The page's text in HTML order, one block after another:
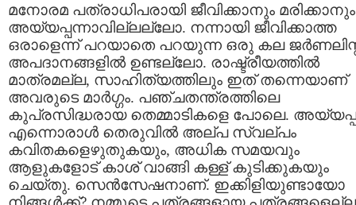
മനോരമ പത്രാധിപരായി ജീവിക്കാനും മരിക്കാനും
അയ്യപ്പന്നാവില്ലല്ലോ. നന്നായി ജീവിക്കാത്ത
ഒരാളെന്ന് പറയാതെ പറയുന്ന ഒരു കല
അപദാനങ്ങളില്‍ ഉണ്ടല്ലോ. രാഷ്ട്രീയത്തില്‍
മാത്രമല്ല, സാഹിത്യത്തിലും ഇത് തന്നെയാണ്
അവരുടെ മാര്‍ഗ്ഗം. പഞ്ചതന്ത്രത്തിലെ
കുപ്രസിദ്ധരായ തെമ്മാടികളെ പോലെ.
എന്നൊരാള്‍ തെരുവില്‍ അല്പ സ്വല്പം
കവിതകളെഴുതുകയും, അധിക സമയവും
ആളുകളോട് കാശ് വാങ്ങി കള്ള് കുടിക്കുകയും
ചെയ്തു. സെന്‍സേഷനാണ്. ഇക്കിളിയുണ്ടായോ